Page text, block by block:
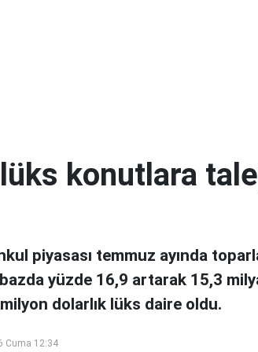
lüks konutlara
piyasası temmuz ayında
yüzde 16,9 artarak 15,3
milyon dolarlık lüks daire oldu.
Cuma 12:34